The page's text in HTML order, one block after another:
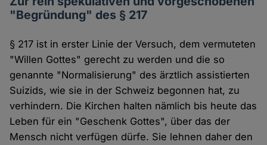
"Begründung" des § 217
§ 217 ist in erster Linie der Versuch, dem vermuteten
"Willen Gottes" gerecht zu werden und die so
genannte "Normalisierung" des ärztlich assistierten
Suizids, wie sie in der Schweiz begonnen hat, zu
verhindern. Die Kirchen halten nämlich bis heute das
Leben für ein "Geschenk Gottes", über das der
Mensch nicht verfügen dürfe. Sie lehnen daher den